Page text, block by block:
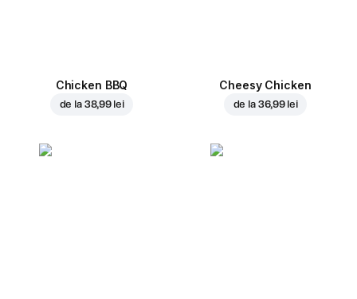
Chicken BBQ
de la 38,99 lei
Cheesy Chicken
de la 36,99 lei